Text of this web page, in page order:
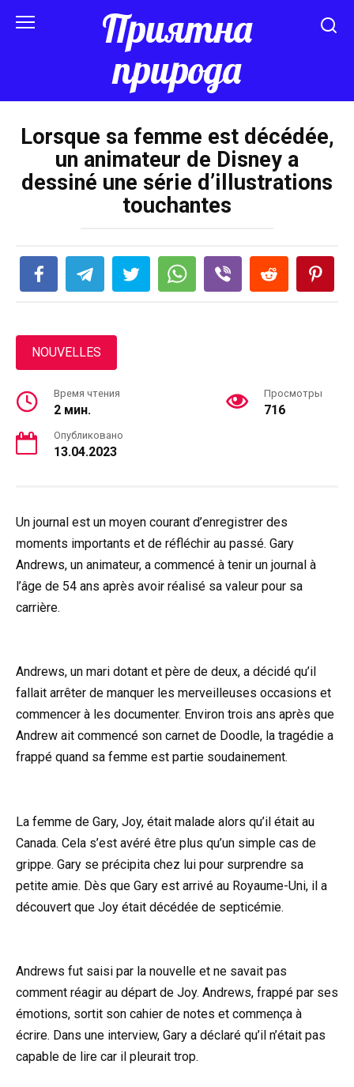
Приятна
природа
Lorsque sa femme est décédée,
un animateur de Disney a
dessiné une série d’illustrations
touchantes
NOUVELLES
Время чтения
2 мин.
Просмотры
716
Опубликовано
13.04.2023
Un journal est un moyen courant d’enregistrer des
moments importants et de réfléchir au passé. Gary
Andrews, un animateur, a commencé à tenir un journal à
l’âge de 54 ans après avoir réalisé sa valeur pour sa
carrière.
Andrews, un mari dotant et père de deux, a décidé qu’il
fallait arrêter de manquer les merveilleuses occasions et
commencer à les documenter. Environ trois ans après que
Andrew ait commencé son carnet de Doodle, la tragédie a
frappé quand sa femme est partie soudainement.
La femme de Gary, Joy, était malade alors qu’il était au
Canada. Cela s’est avéré être plus qu’un simple cas de
grippe. Gary se précipita chez lui pour surprendre sa
petite amie. Dès que Gary est arrivé au Royaume-Uni, il a
découvert que Joy était décédée de septicémie.
Andrews fut saisi par la nouvelle et ne savait pas
comment réagir au départ de Joy. Andrews, frappé par ses
émotions, sortit son cahier de notes et commença à
écrire. Dans une interview, Gary a déclaré qu’il n’était pas
capable de lire car il pleurait trop.